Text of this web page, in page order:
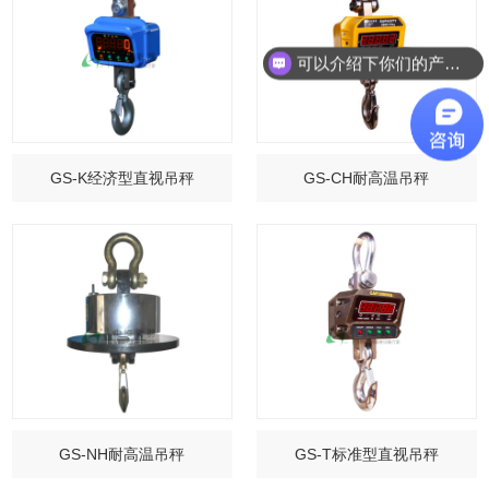
GS-K经济型直视吊秤 GS-CH耐高温吊秤
GS-NH耐高温吊秤 GS-T标准型直视吊秤
可以介绍下你们的产品么？